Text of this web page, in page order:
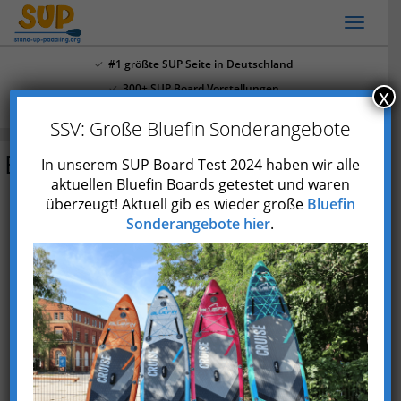
Skip
content
#1 größte SUP Seite in Deutschland
300+ SUP Board Vorstellungen
Brast Family (Hawaii)
Preis prüfen*
Typ
Aufblasbar
Marke
Brast
Skill
Einsteiger
Einsatzgebiet
Allrounder
max.
Paddlergewicht
180 kg
SSV: Große Bluefin Sonderangebote
In unserem SUP Board Test 2024 haben wir alle
aktuellen Bluefin Boards getestet und waren
überzeugt! Aktuell gib es wieder große Bluefin
Sonderangebote hier.
x